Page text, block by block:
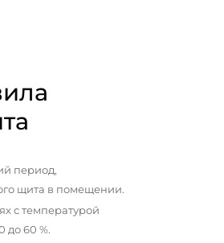
период,
щита в помещении.
с температурой
до 60 %.